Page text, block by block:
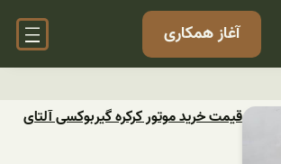
آغاز همکاری
قیمت خرید موتور کرکره گیربوکسی آلتای